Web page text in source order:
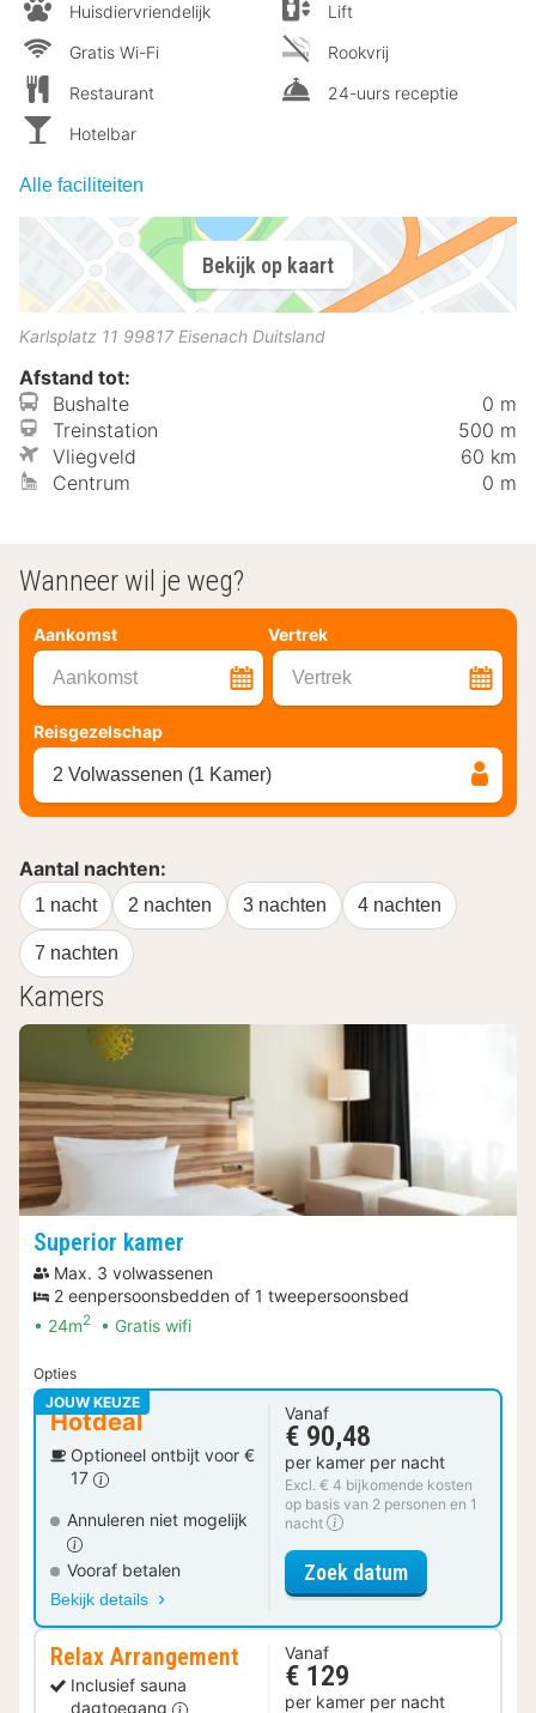
Huisdiervriendelijk
Gratis Wi-Fi
Restaurant
Hotelbar
Lift
Rookvrij
24-uurs receptie
Alle faciliteiten
Bekijk op kaart
Karlsplatz 11 99817 Eisenach Duitsland
Afstand tot:
Bushalte
0 m
Treinstation
500 m
Vliegveld
60 km
Centrum
0 m
Wanneer wil je weg?
Aankomst Vertrek
Aankomst Vertrek
Reisgezelschap
2 Volwassenen (1 Kamer)
Aantal nachten:
1 nacht 2 nachten 3 nachten 4 nachten
7 nachten
Kamers
Superior kamer
Max. 3 volwassenen
2 eenpersoonsbedden of 1 tweepersoonsbed
24m2 Gratis wifi
Opties
JOUW KEUZE
Hotdeal
Optioneel ontbijt voor €
17
Annuleren niet mogelijk
Vooraf betalen
Bekijk details
Vanaf
€ 90,48
per kamer per nacht
Excl. € 4 bijkomende kosten
op basis van 2 personen en 1
nacht
Zoek datumvoor Superior
Relax Arrangement
Inclusief sauna
dagtoegang
Vanaf
€ 129
per kamer per nacht